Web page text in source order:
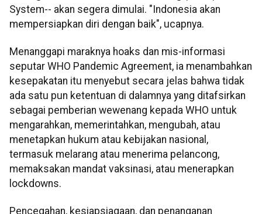
System-- akan segera dimulai. "Indonesia akan
mempersiapkan diri dengan baik", ucapnya.
Menanggapi maraknya hoaks dan mis-informasi
seputar WHO Pandemic Agreement, ia menambahkan
kesepakatan itu menyebut secara jelas bahwa tidak
ada satu pun ketentuan di dalamnya yang ditafsirkan
sebagai pemberian wewenang kepada WHO untuk
mengarahkan, memerintahkan, mengubah, atau
menetapkan hukum atau kebijakan nasional,
termasuk melarang atau menerima pelancong,
memaksakan mandat vaksinasi, atau menerapkan
lockdowns.
Pencegahan, kesiapsiagaan, dan penanganan